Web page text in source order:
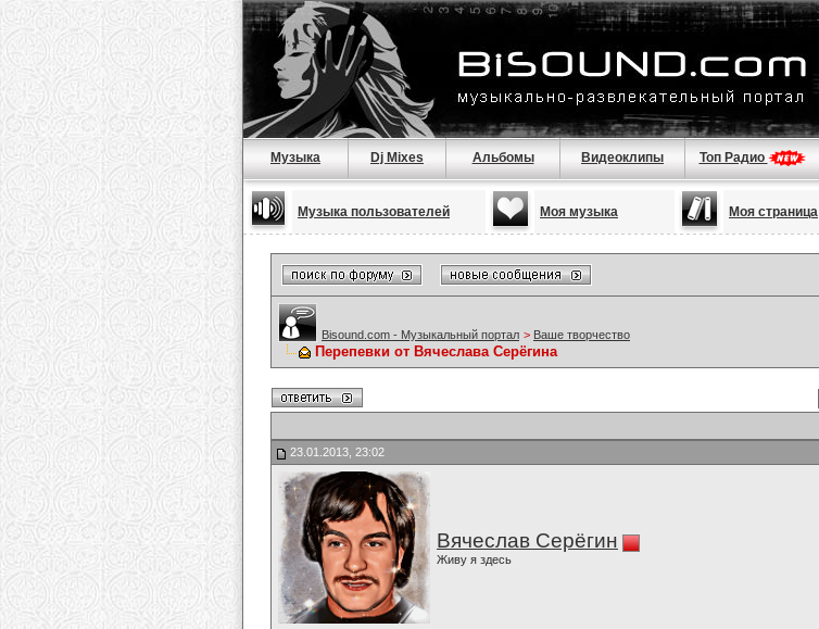
Музыка Dj Mixes Альбомы Видеоклипы Топ Радио
Музыка пользователей Моя музыка Моя страница
Bisound.com - Музыкальный портал > Ваше творчество
Перепевки от Вячеслава Серёгина
23.01.2013, 23:02
Вячеслав Серёгин
Живу я здесь